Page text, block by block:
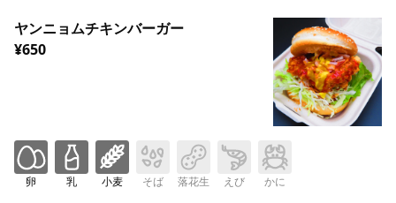
ヤンニョムチキンバーガー
¥650
卵 乳 小麦 そば 落花生 えび かに